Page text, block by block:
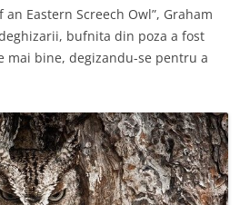
an Eastern Screech Owl”, Graham
bufnita din poza a fost
mai bine, degizandu-se pentru a